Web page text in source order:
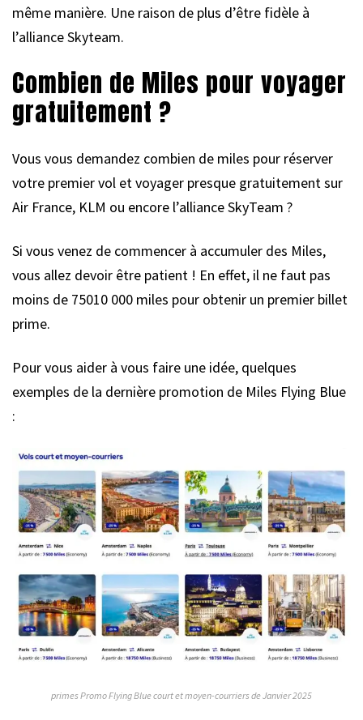
même manière. Une raison de plus d’être fidèle à
l’alliance Skyteam.
Combien de Miles pour voyager
gratuitement ?
Vous vous demandez combien de miles pour réserver
votre premier vol et voyager presque gratuitement sur
Air France, KLM ou encore l’alliance SkyTeam ?
Si vous venez de commencer à accumuler des Miles,
vous allez devoir être patient ! En effet, il ne faut pas
moins de 75010 000 miles pour obtenir un premier billet
prime.
Pour vous aider à vous faire une idée, quelques
exemples de la dernière promotion de Miles Flying Blue
:
primes Promo Flying Blue court et moyen-courriers de Janvier 2025